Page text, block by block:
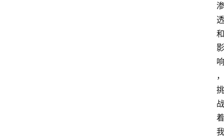
渗
透
和
影
响
，
挑
战
着
我